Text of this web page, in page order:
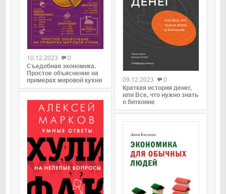
10.12.2023
0
Съедобная экономика.
Простое объяснение на
примерах мировой кухни
09.12.2023
0
Краткая история денег,
или Все, что нужно знать
о биткоине